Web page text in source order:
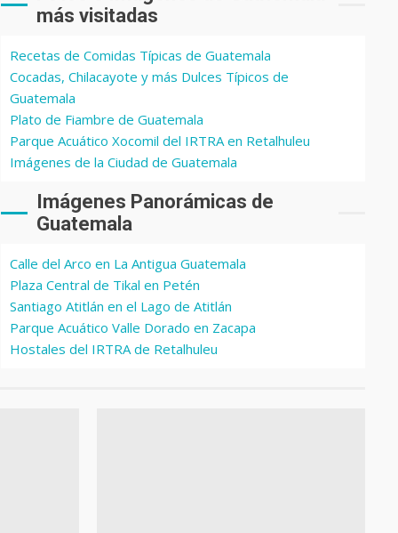
más visitadas
Recetas de Comidas Típicas de Guatemala
Cocadas, Chilacayote y más Dulces Típicos de
Guatemala
Plato de Fiambre de Guatemala
Parque Acuático Xocomil del IRTRA en Retalhuleu
Imágenes de la Ciudad de Guatemala
Imágenes Panorámicas de
Guatemala
Calle del Arco en La Antigua Guatemala
Plaza Central de Tikal en Petén
Santiago Atitlán en el Lago de Atitlán
Parque Acuático Valle Dorado en Zacapa
Hostales del IRTRA de Retalhuleu